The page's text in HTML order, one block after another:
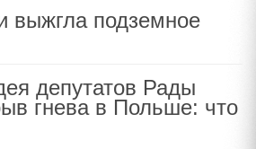
выжгла подземное
депутатов Рады
гнева в Польше: что